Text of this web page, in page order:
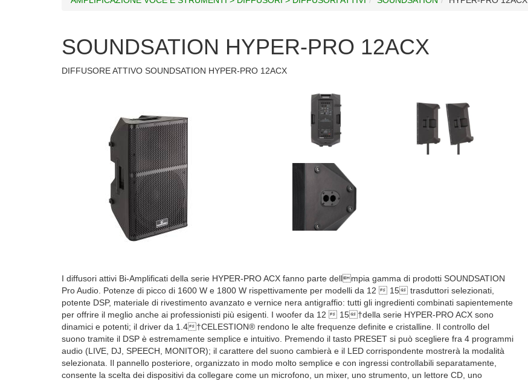
SOUNDSATION HYPER-PRO 12ACX
DIFFUSORE ATTIVO SOUNDSATION HYPER-PRO 12ACX
I diffusori attivi Bi-Amplificati della serie HYPER-PRO ACX fanno parte dell⁡mpia gamma di prodotti SOUNDSATION
Pro Audio. Potenze di picco di 1600 W e 1800 W rispettivamente per modelli da 12 ⁥ 15‬ trasduttori selezionati,
potente DSP, materiale di rivestimento avanzato e vernice nera antigraffio: tutti gli ingredienti combinati sapientemente
per offrire il meglio anche ai professionisti più esigenti. I woofer da 12 ⁥ 15†della serie HYPER-PRO ACX sono
dinamici e potenti; il driver da 1.4†CELESTION® rendono le alte frequenze definite e cristalline. Il controllo del
suono tramite il DSP è estremamente semplice e intuitivo. Premendo il tasto PRESET si può scegliere fra 4 programmi
audio (LIVE, DJ, SPEECH, MONITOR); il carattere del suono cambierà e il LED corrispondente mostrerà la modalità
selezionata. Il pannello posteriore, organizzato in modo molto semplice e con ingressi controllabili separatamente,
consente la scelta dei dispositivi da collegare come un microfono, un mixer, uno strumento, un lettore CD, uno